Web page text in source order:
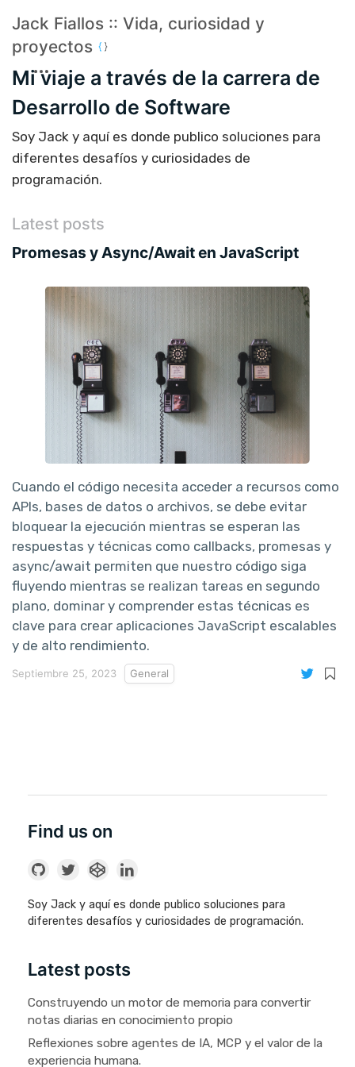
Jack Fiallos :: Vida, curiosidad y
proyectos
Mi viaje a través de la carrera de
Desarrollo de Software
Soy Jack y aquí es donde publico soluciones para
diferentes desafíos y curiosidades de
programación.
Latest posts
Promesas y Async/Await en JavaScript
Cuando el código necesita acceder a recursos como
APIs, bases de datos o archivos, se debe evitar
bloquear la ejecución mientras se esperan las
respuestas y técnicas como callbacks, promesas y
async/await permiten que nuestro código siga
fluyendo mientras se realizan tareas en segundo
plano, dominar y comprender estas técnicas es
clave para crear aplicaciones JavaScript escalables
y de alto rendimiento.
Septiembre 25, 2023 General
Find us on
Soy Jack y aquí es donde publico soluciones para
diferentes desafíos y curiosidades de programación.
Latest posts
Construyendo un motor de memoria para convertir
notas diarias en conocimiento propio
Reflexiones sobre agentes de IA, MCP y el valor de la
experiencia humana.